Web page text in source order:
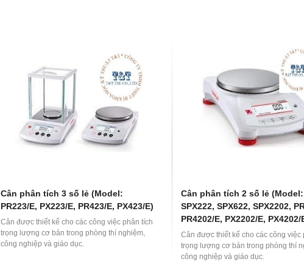
Cân phân tích 3 số lẻ (Model:
PR223/E, PX223/E, PR423/E, PX423/E)
Cân được thiết kế cho các công việc phân tích
trọng lượng cơ bản trong phòng thí nghiệm,
công nghiệp và giáo dục.
Cân phân tích 2 số lẻ (Model:
SPX222, SPX622, SPX2202,
PR4202/E, PX2202/E, PX4202/
Cân được thiết kế cho các công việc
trọng lượng cơ bản trong phòng thí
công nghiệp và giáo dục.